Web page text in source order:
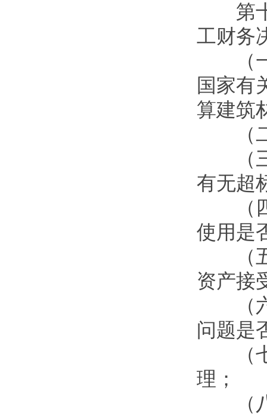
第十
工财务
（一
国家有
算建筑
（二
（三
有无超
（四
使用是
（五
资产接
（六
问题是
（七
理；
（八